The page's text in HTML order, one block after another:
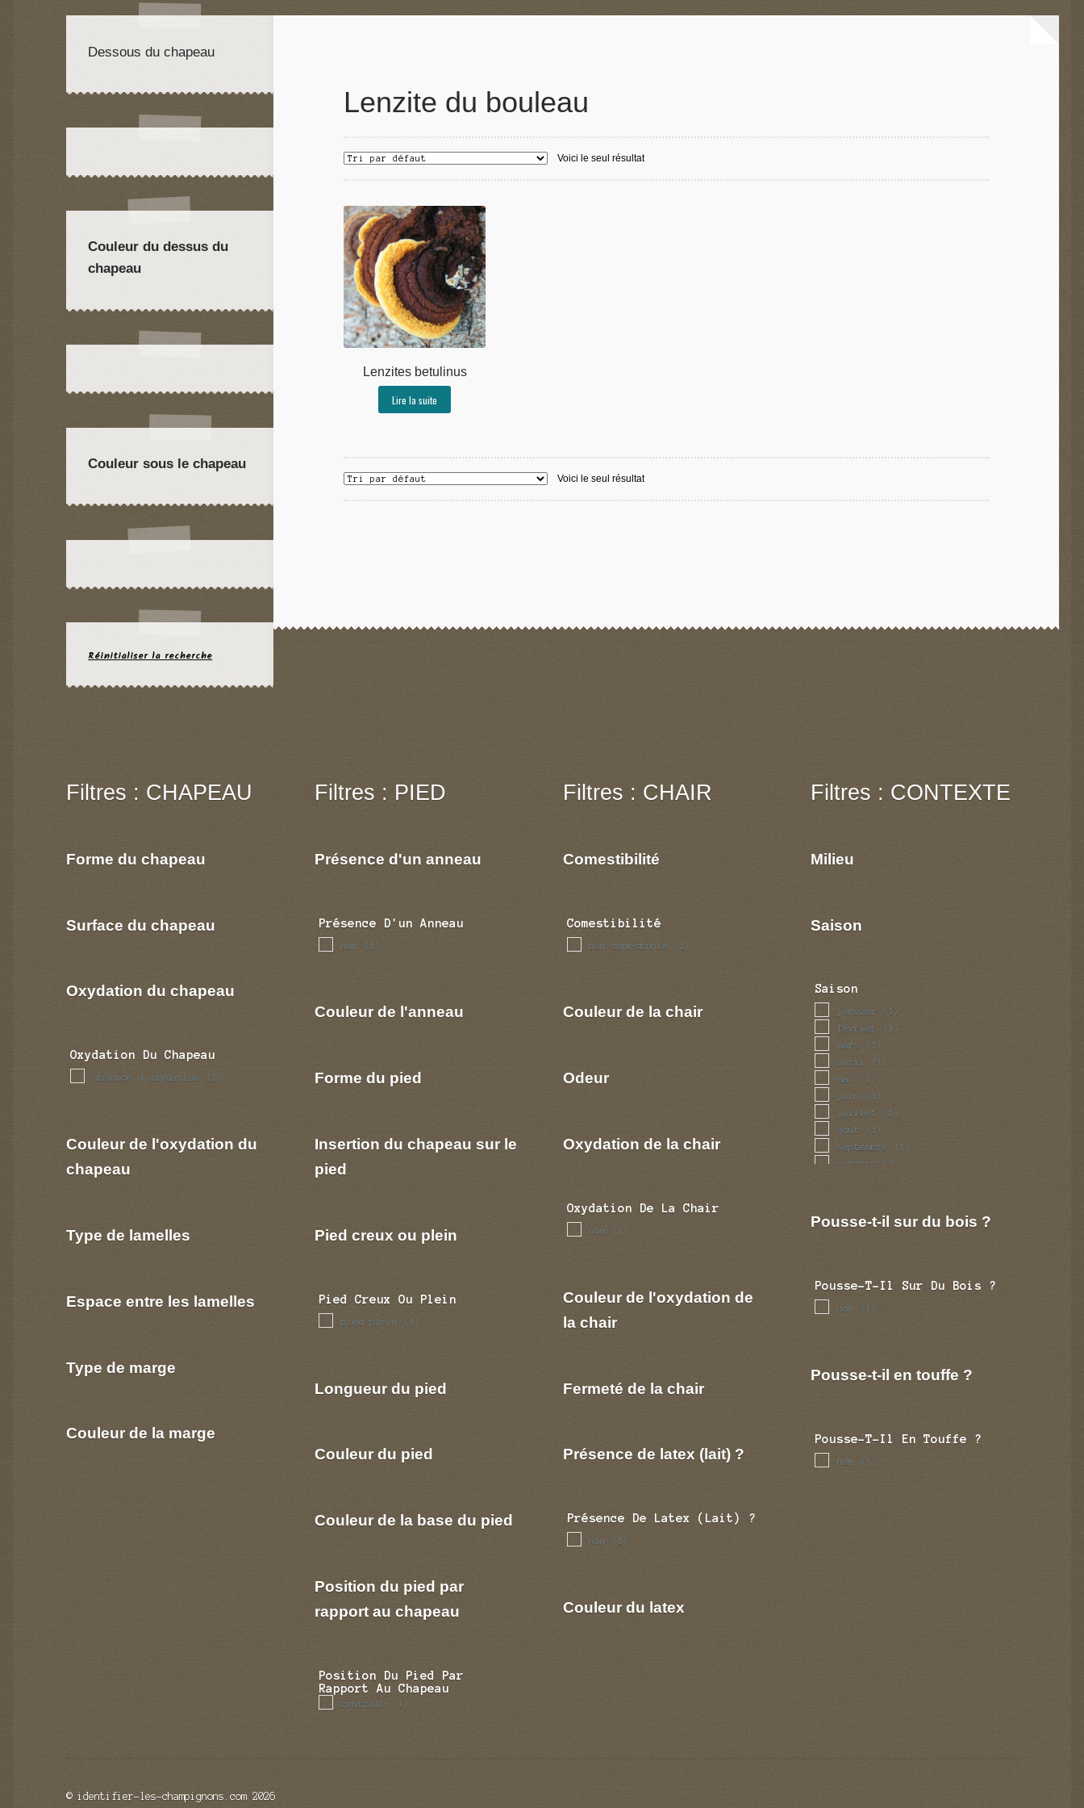
Lenzite du bouleau
Voici le seul résultat
Lenzites betulinus
Lire la suite
Voici le seul résultat
Dessous du chapeau
Couleur du dessus du
chapeau
Couleur sous le chapeau
Réinitialiser la recherche
Filtres : CHAPEAU
Forme du chapeau
Surface du chapeau
Oxydation du chapeau
Oxydation Du Chapeau
absence d oxydation (1)
Couleur de l'oxydation du
chapeau
Type de lamelles
Espace entre les lamelles
Type de marge
Couleur de la marge
Filtres : PIED
Présence d'un anneau
Présence D'un Anneau
non (1)
Couleur de l'anneau
Forme du pied
Insertion du chapeau sur le
pied
Pied creux ou plein
Pied Creux Ou Plein
pied plein (1)
Longueur du pied
Couleur du pied
Couleur de la base du pied
Position du pied par
rapport au chapeau
Position Du Pied Par
Rapport Au Chapeau
centrale (1)
Filtres : CHAIR
Comestibilité
Comestibilité
non comestible (1)
Couleur de la chair
Odeur
Oxydation de la chair
Oxydation De La Chair
non (1)
Couleur de l'oxydation de
la chair
Fermeté de la chair
Présence de latex (lait) ?
Présence De Latex (lait) ?
non (1)
Couleur du latex
Filtres : CONTEXTE
Milieu
Saison
Saison
janvier (1)
fevrier (1)
mars (1)
avril (1)
mai (1)
juin (1)
juillet (1)
aout (1)
septembre (1)
octobre (1)
Pousse-t-il sur du bois ?
Pousse-T-Il Sur Du Bois ?
non (1)
Pousse-t-il en touffe ?
Pousse-T-Il En Touffe ?
non (1)
© identifier-les-champignons.com 2026